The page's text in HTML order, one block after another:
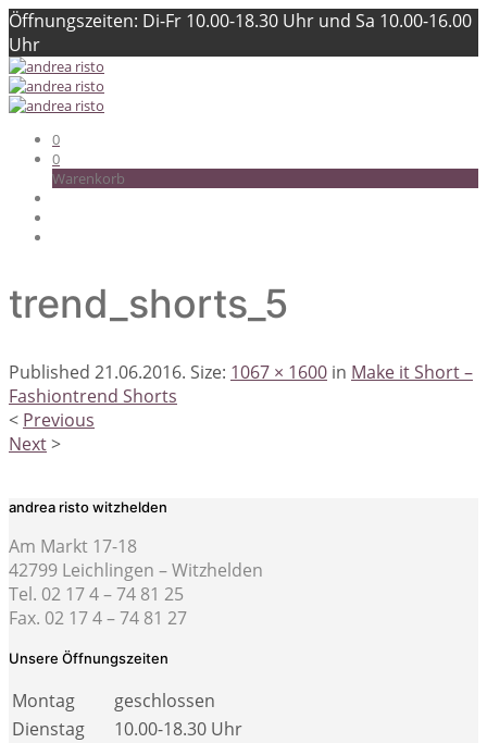
Öffnungszeiten: Di-Fr 10.00-18.30 Uhr und Sa 10.00-16.00
Uhr
0
0
Warenkorb
trend_shorts_5
Published 21.06.2016. Size: 1067 × 1600 in Make it Short –
Fashiontrend Shorts
< Previous
Next>
andrea risto witzhelden
Am Markt 17-18
42799 Leichlingen – Witzhelden
Tel. 02 17 4 – 74 81 25
Fax. 02 17 4 – 74 81 27
Unsere Öffnungszeiten
Montag
geschlossen
Dienstag
10.00-18.30 Uhr